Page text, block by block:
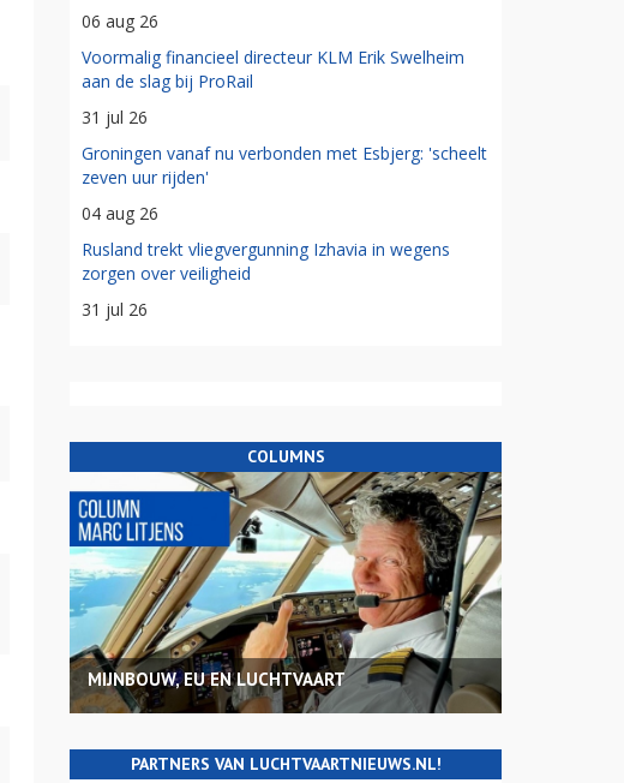
06 aug 26
Voormalig financieel directeur KLM Erik Swelheim
aan de slag bij ProRail
31 jul 26
Groningen vanaf nu verbonden met Esbjerg: 'scheelt
zeven uur rijden'
04 aug 26
Rusland trekt vliegvergunning Izhavia in wegens
zorgen over veiligheid
31 jul 26
COLUMNS
MIJNBOUW, EU EN LUCHTVAART
PARTNERS VAN LUCHTVAARTNIEUWS.NL!